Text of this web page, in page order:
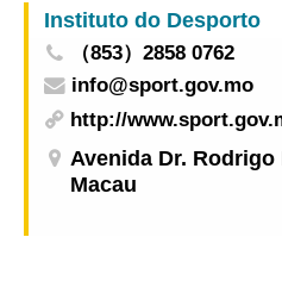
vantagens institucionais
dois sistemas»
Instituto do Desporto
（853）2858 0762
info@sport.gov.mo
http://
Avenida Dr. Rodrigo
Macau